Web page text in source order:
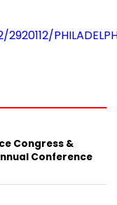
Congress &
Conference